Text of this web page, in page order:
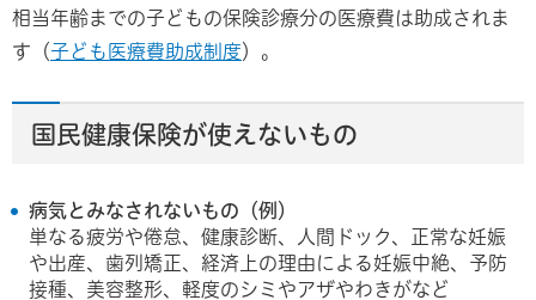
相当年齢までの子どもの保険診療分の医療費は助成されま
す（子ども医療費助成制度）。
国民健康保険が使えないもの
病気とみなされないもの（例）
単なる疲労や倦怠、健康診断、人間ドック、正常な妊娠
や出産、歯列矯正、経済上の理由による妊娠中絶、予防
接種、美容整形、軽度のシミやアザやわきがなど